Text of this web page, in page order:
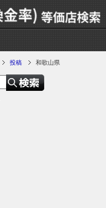
投稿 和歌山県